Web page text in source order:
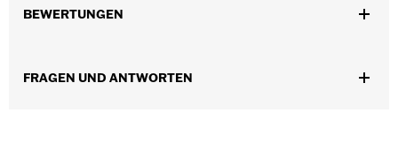
Funktionsmerkmale:
ABSATZHÖHE: 3,8 cm
BEWERTUNGEN
FRAGEN UND ANTWORTEN